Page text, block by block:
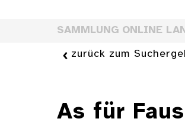
SAMMLUNG ONLINE
zurück zum
As für